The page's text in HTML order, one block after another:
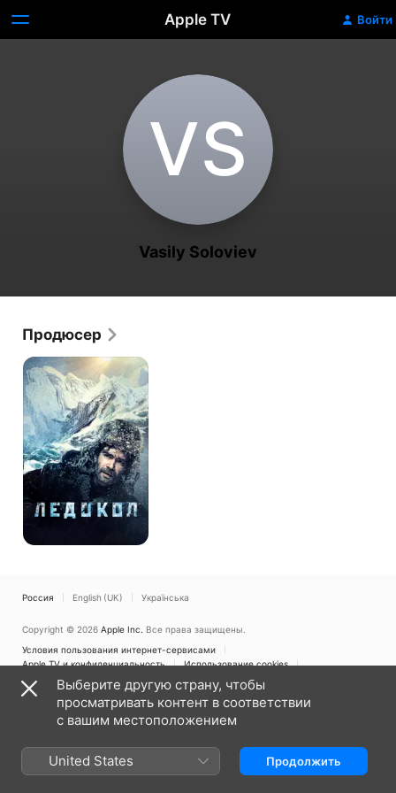
Apple TV Войти
V‌S
Vasily Soloviev
Продюсер
Ледокол
Россия English (UK) Українська
Copyright © 2026 Apple Inc. Все права защищены.
Условия пользования интернет-сервисами
Apple TV и конфиденциальность
Использование cookies
Служба поддержки
Выберите другую страну, чтобы
просматривать контент в соответствии
с вашим местоположением
United States Продолжить